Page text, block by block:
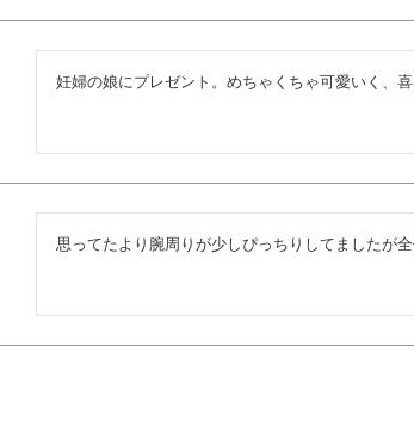
妊婦の娘にプレゼント。めちゃくちゃ可愛いく、喜
思ってたより腕周りが少しぴっちりしてましたが